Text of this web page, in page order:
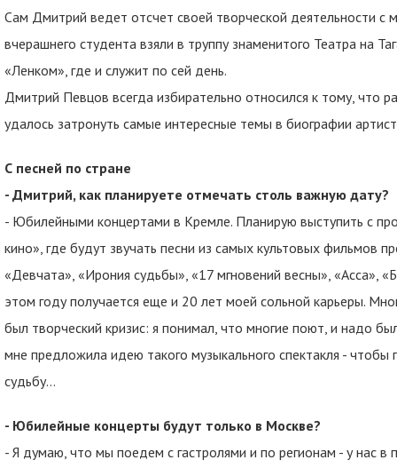
Сам Дмитрий ведет отсчет своей творческой деятельности
вчерашнего студента взяли в труппу знаменитого Театра на
«Ленком», где и служит по сей день.
Дмитрий Певцов всегда избирательно относился к тому, что
удалось затронуть самые интересные темы в биографии
С песней по стране
- Дмитрий, как планируете отмечать столь важную дату?
- Юбилейными концертами в Кремле. Планирую выступить с
кино», где будут звучать песни из самых культовых фильмов
«Девчата», «Ирония судьбы», «17 мгновений весны», «Асса»,
этом году получается еще и 20 лет моей сольной карьеры.
был творческий кризис: я понимал, что многие поют, и надо
мне предложила идею такого музыкального спектакля -
судьбу…
- Юбилейные концерты будут только в Москве?
- Я думаю, что мы поедем с гастролями и по регионам - у нас